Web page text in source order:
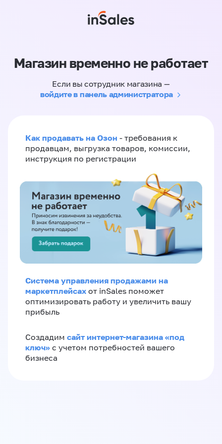
Магазин временно не работает
Если вы сотрудник магазина —
войдите в панель администратора
Как продавать на Озон - требования к
продавцам, выгрузка товаров, комиссии,
инструкция по регистрации
Система управления продажами на
маркетплейсах от inSales поможет
оптимизировать работу и увеличить вашу
прибыль
Создадим сайт интернет-магазина «под
ключ» с учетом потребностей вашего
бизнеса